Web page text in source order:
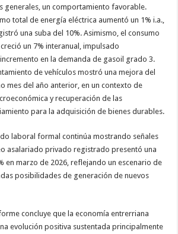
generales, un comportamiento favorable.
total de energía eléctrica aumentó un 1% i.a.,
una suba del 10%. Asimismo, el consumo
un 7% interanual, impulsado
en la demanda de gasoil grado 3.
de vehículos mostró una mejora del
mes del año anterior, en un contexto de
y recuperación de las
para la adquisición de bienes durables.
laboral formal continúa mostrando señales
asalariado privado registrado presentó una
en marzo de 2026, reflejando un escenario de
posibilidades de generación de nuevos
concluye que la economía entrerriana
evolución positiva sustentada principalmente